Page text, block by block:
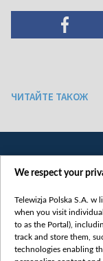
ЧИТАЙТЕ ТАКОЖ
We respect your
Telewizja Polska S.A. w
when you visit
to as the Portal),
track and store them,
technologies enabling